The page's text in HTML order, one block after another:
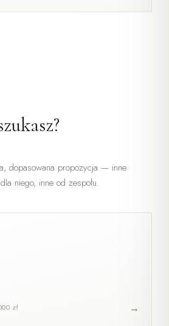
dopasowana propozycja — inne
niego, inne od zespołu.
zł →